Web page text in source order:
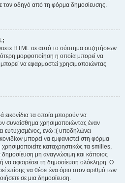
τον οδηγό από τη φόρμα δημοσίευσης.
HTML σε αυτό το σύστημα συζητήσεων
μορφοποίηση η οποία μπορεί να
να εφαρμοστεί χρησιμοποιώντας
εικονίδια τα οποία μπορούν να
συναίσθημα χρησιμοποιώντας έναν
ευτυχισμένος, ενώ :( υποδηλώνει
μπορεί να εμφανιστεί στη φόρμα
καταχρηστικώς τα smilies,
μη αναγνώσιμη και κάποιος
ή να αφαιρέσει τη δημοσίευση ολόκληρη. Ο
επίσης να θέσει ένα όριο στον αριθμό των
σε μια δημοσίευση.